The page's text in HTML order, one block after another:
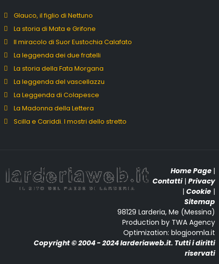
Glauco, il figlio di Nettuno
La storia di Mata e Grifone
Il miracolo di Suor Eustochia Calafato
La leggenda dei due fratelli
La storia della Fata Morgana
La leggenda del vascellazzu
La Leggenda di Colapesce
La Madonna della Lettera
Scilla e Cariddi. I mostri dello stretto
Home Page |
Contatti| Privacy
| Cookie |
Sitemap
98129 Larderia, Me (Messina)
Production by TWA Agency
Optimization: blogjoomla.it
Copyright © 2004 - 2024 larderiaweb.it. Tutti i diritti
riservati